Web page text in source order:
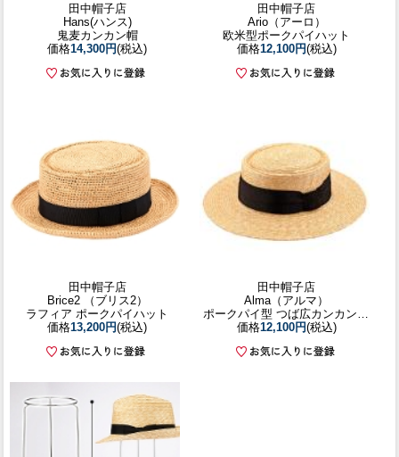
田中帽子店
Hans(ハンス)
鬼麦カンカン帽
価格14,300円(税込)
田中帽子店
Ario（アーロ）
欧米型ポークパイハット
価格12,100円(税込)
田中帽子店
Brice2 （ブリス2）
ラフィア ポークパイハット
価格13,200円(税込)
田中帽子店
Alma（アルマ）
ポークパイ型 つば広カンカン帽 57.5cm
価格12,100円(税込)